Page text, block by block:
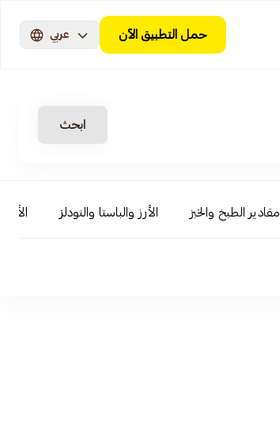
حمل التطبيق الآن عربي
ابحث
مقادير الطبخ والخبز الأرز والباستا والنودلز